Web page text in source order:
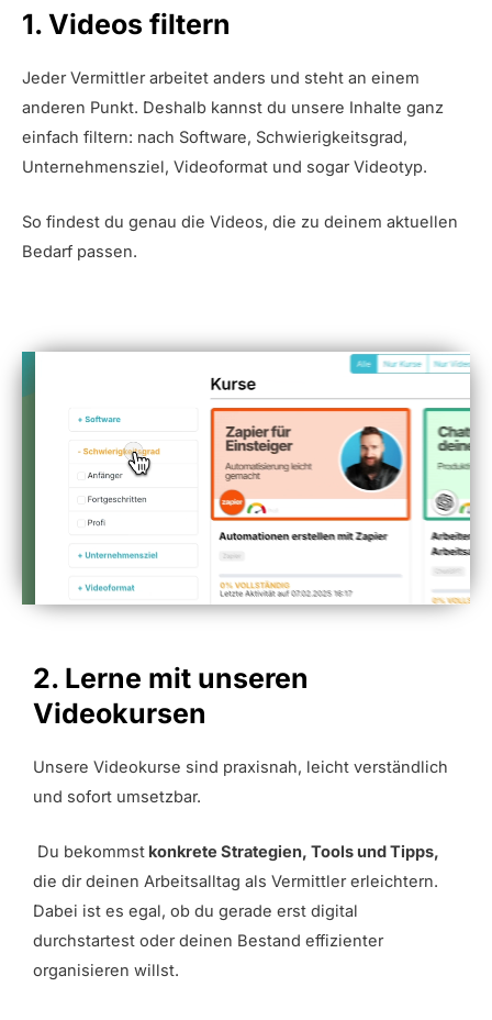
1. Videos filtern
Jeder Vermittler arbeitet anders und steht an einem
anderen Punkt. Deshalb kannst du unsere Inhalte ganz
einfach filtern: nach Software, Schwierigkeitsgrad,
Unternehmensziel, Videoformat und sogar Videotyp.
So findest du genau die Videos, die zu deinem aktuellen
Bedarf passen.
2. Lerne mit unseren
Videokursen
Unsere Videokurse sind praxisnah, leicht verständlich
und sofort umsetzbar.
Du bekommst konkrete Strategien, Tools und Tipps,
die dir deinen Arbeitsalltag als Vermittler erleichtern.
Dabei ist es egal, ob du gerade erst digital
durchstartest oder deinen Bestand effizienter
organisieren willst.